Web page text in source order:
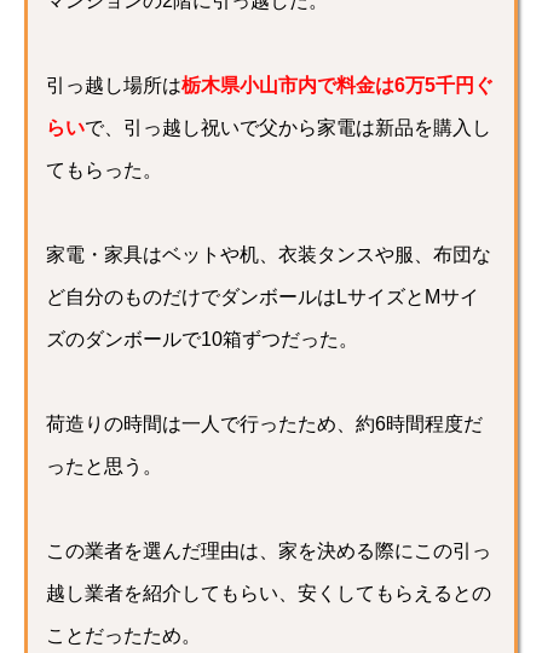
引っ越し場所は栃木県小山市内で料金は6万5千円ぐ
らいで、引っ越し祝いで父から家電は新品を購入し
てもらった。
家電・家具はベットや机、衣装タンスや服、布団な
ど自分のものだけでダンボールはLサイズとMサイ
ズのダンボールで10箱ずつだった。
荷造りの時間は一人で行ったため、約6時間程度だ
ったと思う。
この業者を選んだ理由は、家を決める際にこの引っ
越し業者を紹介してもらい、安くしてもらえるとの
ことだったため。